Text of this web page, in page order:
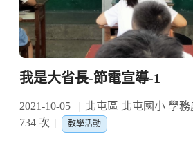
我是大省長-節電宣導-1
2021-10-05 北屯區 北屯國小 學務
734 次
教學活動